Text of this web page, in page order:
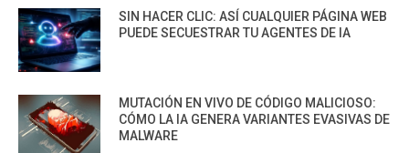
SIN HACER CLIC: ASÍ CUALQUIER PÁGINA WEB
PUEDE SECUESTRAR TU AGENTES DE IA
MUTACIÓN EN VIVO DE CÓDIGO MALICIOSO:
CÓMO LA IA GENERA VARIANTES EVASIVAS DE
MALWARE